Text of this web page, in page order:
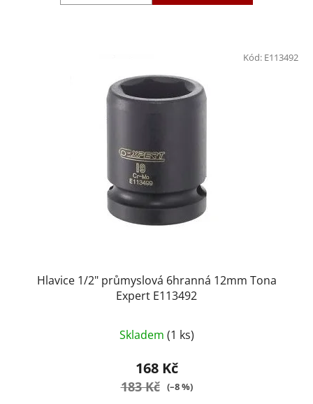
Hlavice 1/2" průmyslová 6hranná 12mm Tona
Expert E113492
Skladem (1 ks)
168 Kč
183 Kč (–8 %)
Kód: E113492